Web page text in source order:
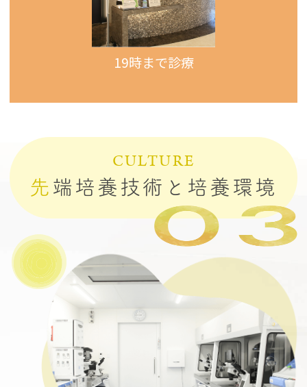
19時まで診療
CULTURE
先 端培養技術と培養環境